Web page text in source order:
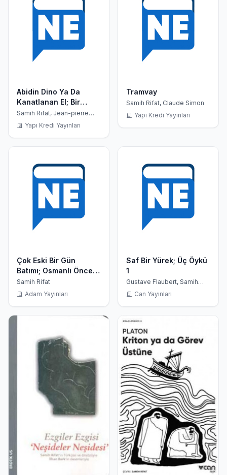
Abidin Dino Ya Da
Kanatlanan El; Bir
Yaşamöyküsü
Denemesi
Samih Rifat, Jean-pierre
Yapı Kredi Yayınları
Tramvay
Samih Rifat, Claude Simon
Yapı Kredi Yayınları
Çok Eski Bir Gün
Batımı; Osmanlı Öncesi
İstanbul´undan Seçme
Şiirler
Samih Rifat
Adam Yayınları
Saf Bir Yürek; Üç Öykü
1
Gustave Flaubert, Samih
Can Yayınları